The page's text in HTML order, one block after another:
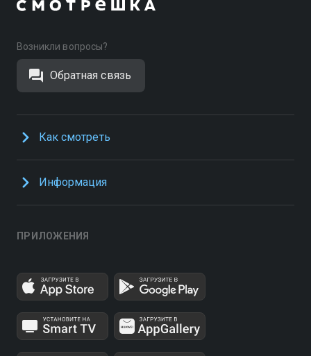
Возникли вопросы?
Обратная связь
Как смотреть
Информация
ПРИЛОЖЕНИЯ